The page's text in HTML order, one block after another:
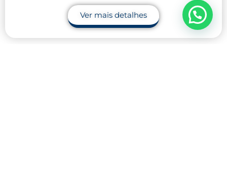
Ver mais detalhes